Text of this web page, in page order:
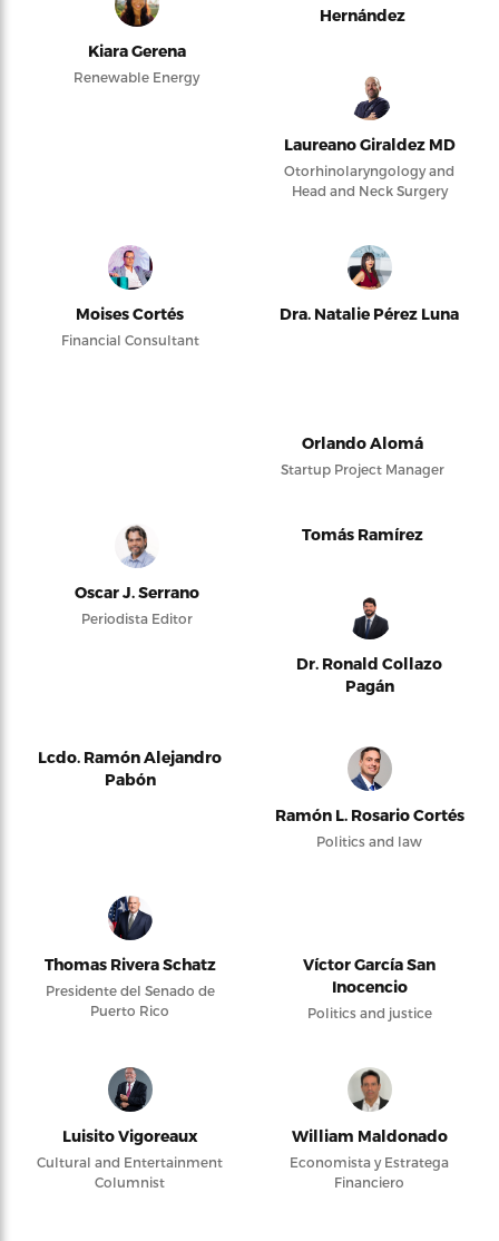
Kiara Gerena
Renewable Energy
Hernández
Laureano Giraldez MD
Otorhinolaryngology and
Head and Neck Surgery
Moises Cortés
Financial Consultant
Dra. Natalie Pérez Luna
Orlando Alomá
Startup Project Manager
Oscar J. Serrano
Periodista Editor
Tomás Ramírez
Dr. Ronald Collazo
Pagán
Lcdo. Ramón Alejandro
Pabón
Ramón L. Rosario Cortés
Politics and law
Thomas Rivera Schatz
Presidente del Senado de
Puerto Rico
Víctor García San
Inocencio
Politics and justice
Luisito Vigoreaux
Cultural and Entertainment
Columnist
William Maldonado
Economista y Estratega
Financiero